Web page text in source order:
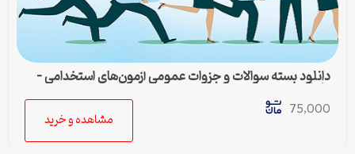
دانلود بسته سوالات و جزوات عمومی آزمون‌های استخدامی –
کامل‌ترین مجموعه
75,000
مشاهده و خرید